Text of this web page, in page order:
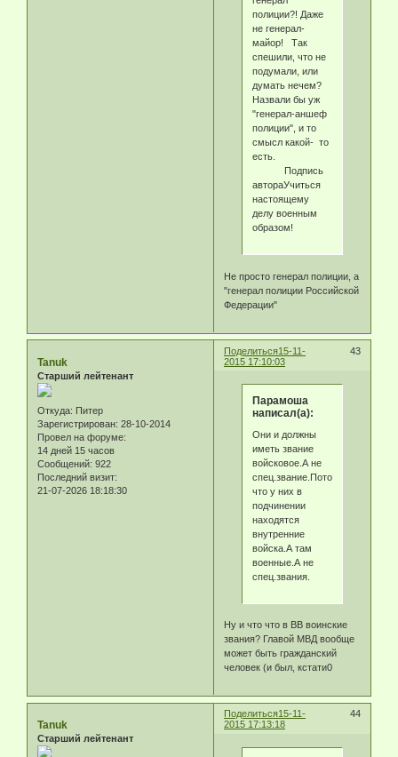
полиции?! Даже
не генерал-
майор! Так
спешили, что не
подумали, или
думать нечем?
Назвали бы уж
"генерал-аншеф
полиции", и то
смысл какой- то
есть.
Подпись
автораУчиться
настоящему
делу военным
образом!
Не просто генерал полиции, а
"генерал полиции Российской
Федерации"
Поделиться 43
15-11-
2015 17:10:03
Tanuk
Старший лейтенант
Откуда: Питер
Зарегистрирован: 28-10-2014
Провел на форуме:
14 дней 15 часов
Сообщений: 922
Последний визит:
21-07-2026 18:18:30
Парамоша
написал(а):
Они и должны
иметь звание
войсковое.А не
спец.звание.Потому
что у них в
подчинении
находятся
внутренние
войска.А там
военные.А не
спец.звания.
Ну и что что в ВВ воинские
звания? Главой МВД вообще
может быть гражданский
человек (и был, кстати0
Поделиться 44
15-11-
2015 17:13:18
Tanuk
Старший лейтенант